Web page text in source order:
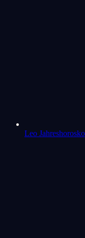
Leo